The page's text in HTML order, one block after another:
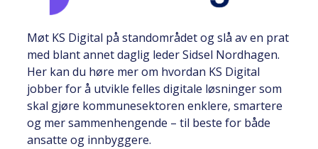
Møt KS Digital på standområdet og slå av en prat
med blant annet daglig leder Sidsel Nordhagen.
Her kan du høre mer om hvordan KS Digital
jobber for å utvikle felles digitale løsninger som
skal gjøre kommunesektoren enklere, smartere
og mer sammenhengende – til beste for både
ansatte og innbyggere.